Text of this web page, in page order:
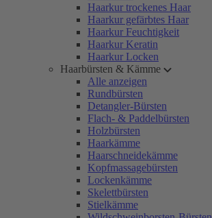
Haarkur trockenes Haar
Haarkur gefärbtes Haar
Haarkur Feuchtigkeit
Haarkur Keratin
Haarkur Locken
Haarbürsten & Kämme
Alle anzeigen
Rundbürsten
Detangler-Bürsten
Flach- & Paddelbürsten
Holzbürsten
Haarkämme
Haarschneidekämme
Kopfmassagebürsten
Lockenkämme
Skelettbürsten
Stielkämme